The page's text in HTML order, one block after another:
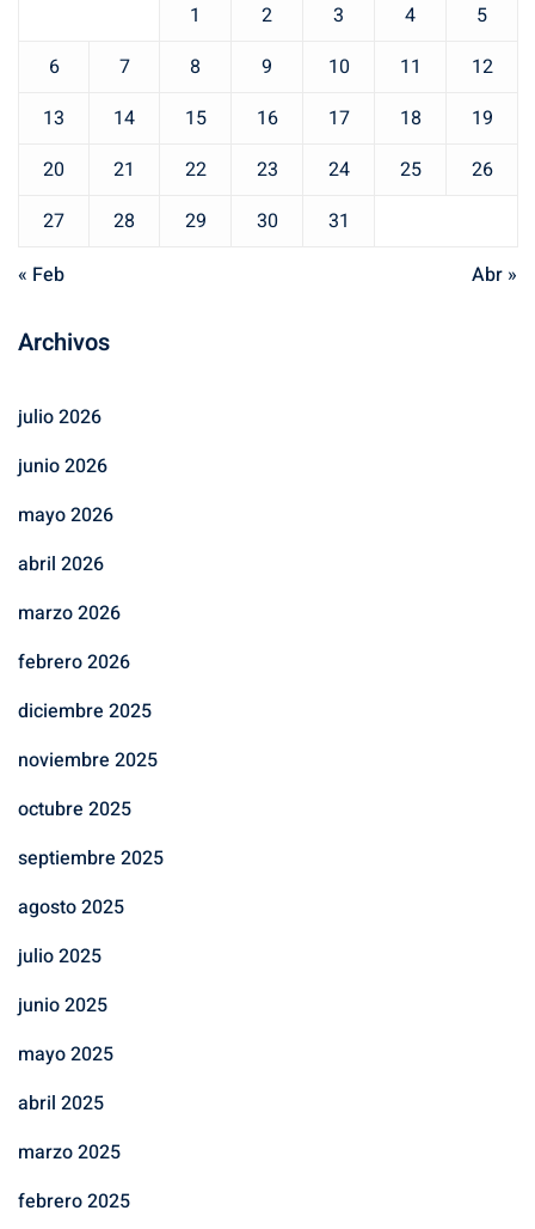
1 2 3 4
5
6
7 8 9 10 11
12
13
14 15 16 17 18
19
20
21 22 23 24 25
26
27
28 29 30
31
« Feb
Abr »
Archivos
julio 2026
junio 2026
mayo 2026
abril 2026
marzo 2026
febrero 2026
diciembre 2025
noviembre 2025
octubre 2025
septiembre 2025
agosto 2025
julio 2025
junio 2025
mayo 2025
abril 2025
marzo 2025
febrero 2025